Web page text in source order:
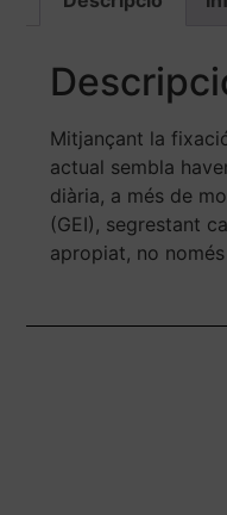
Mitjançant la
actual sembla
diària, a més de
(GEI), segrestant
apropiat, no